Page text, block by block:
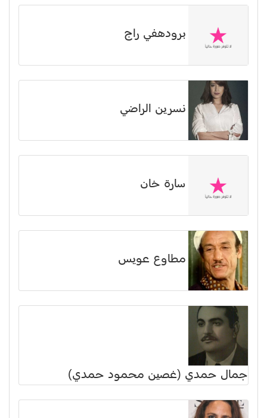
برودهفي راج
نسرين الراضي
سارة خان
مطاوع عويس
جمال حمدي (غصين محمود حمدي)